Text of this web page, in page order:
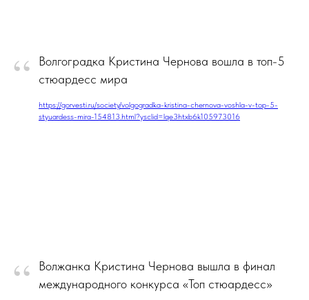
“
Волгоградка Кристина Чернова вошла в топ-5
стюардесс мира
https://gorvesti.ru/society/volgogradka-kristina-chernova-voshla-v-top-5-
styuardess-mira-154813.html?ysclid=lqe3htxb6k105973016
“
Волжанка Кристина Чернова вышла в финал
международного конкурса «Топ стюардесс»